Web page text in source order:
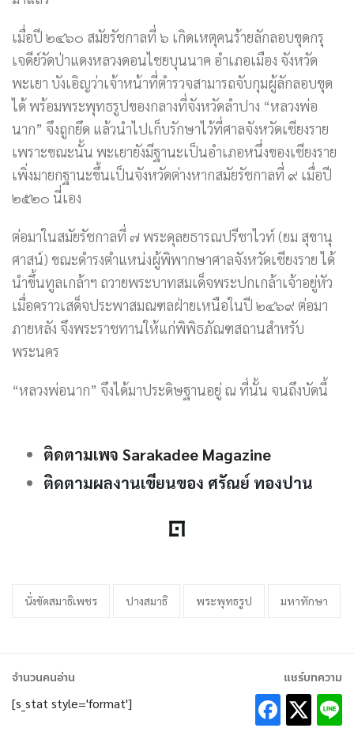
เมื่อปี ๒๔๖๐ สมัยรัชกาลที่ ๖ เกิดเหตุคนร้ายลักลอบขุดกรุ
เจดีย์วัดป่าแดงหลวงดอนไชยบุนนาค อำเภอเมือง จังหวัด
พะเยา บังเอิญว่าเจ้าหน้าที่ตำรวจสามารถจับกุมผู้ลักลอบขุด
ได้ พร้อมพระพุทธรูปของกลางที่จังหวัดลำปาง “หลวงพ่อ
นาก” จึงถูกยึด แล้วนำไปเก็บรักษาไว้ที่ศาลจังหวัดเชียงราย
เพราะขณะนั้น พะเยายังมีฐานะเป็นอำเภอหนึ่งของเชียงราย
เพิ่งมายกฐานะขึ้นเป็นจังหวัดต่างหากสมัยรัชกาลที่ ๙ เมื่อปี
๒๕๒๐ นี่เอง
ต่อมาในสมัยรัชกาลที่ ๗ พระดุลยธารณปรีชาไวท์ (ยม สุขานุ
ศาสน์) ขณะดำรงตำแหน่งผู้พิพากษาศาลจังหวัดเชียงราย ได้
นำขึ้นทูลเกล้าฯ ถวายพระบาทสมเด็จพระปกเกล้าเจ้าอยู่หัว
เมื่อคราวเสด็จประพาสมณฑลฝ่ายเหนือในปี ๒๔๖๙ ต่อมา
ภายหลัง จึงพระราชทานให้แก่พิพิธภัณฑสถานสำหรับ
พระนคร
“หลวงพ่อนาก” จึงได้มาประดิษฐานอยู่ ณ ที่นั้น จนถึงบัดนี้
ติดตามเพจ Sarakadee Magazine
ติดตามผลงานเขียนของ ศรัณย์ ทองปาน
นั่งขัดสมาธิเพชร ปางสมาธิ พระพุทธรูป มหาทักษา
จำนวนคนอ่าน
[s_stat style='format']
แชร์บทความ